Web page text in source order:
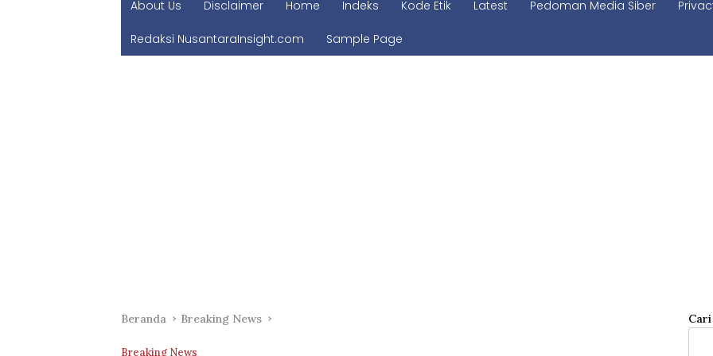
About Us Disclaimer Home Indeks Kode Etik Latest Pedoman Media Siber
Redaksi NusantaraInsight.com Sample Page
Beranda Breaking News
Breaking News
Cari